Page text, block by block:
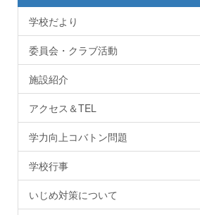
学校だより
委員会・クラブ活動
施設紹介
アクセス＆TEL
学力向上コバトン問題
学校行事
いじめ対策について